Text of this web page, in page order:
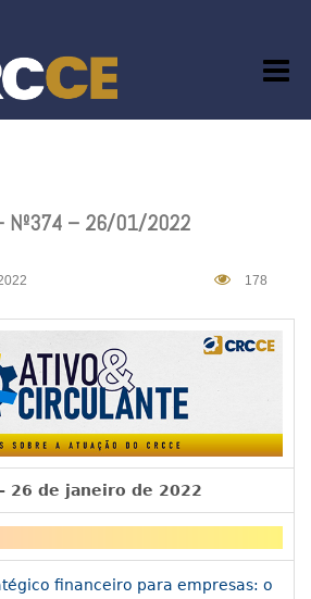
Nº374 – 26/01/2022
178
26 de janeiro de 2022
financeiro para empresas: o